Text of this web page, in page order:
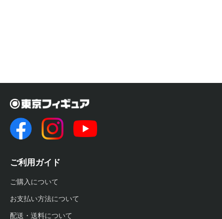
ご利用ガイド
ご購入について
お支払い方法について
配送・送料について